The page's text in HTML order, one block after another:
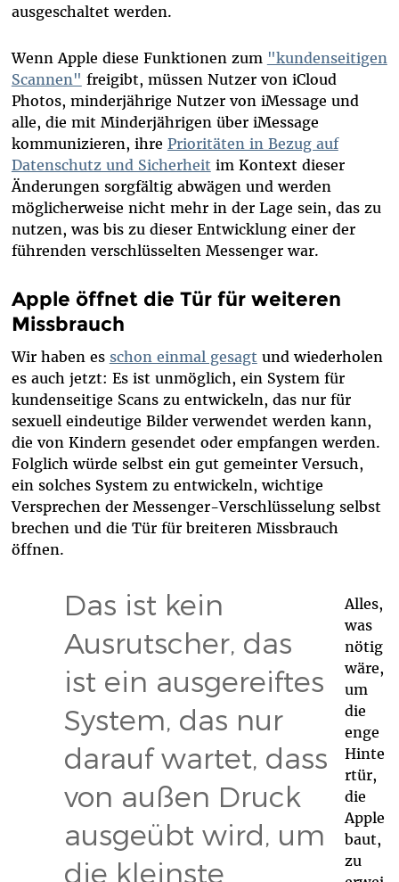
ausgeschaltet werden.
Wenn Apple diese Funktionen zum "kundenseitigen
Scannen" freigibt, müssen Nutzer von iCloud
Photos, minderjährige Nutzer von iMessage und
alle, die mit Minderjährigen über iMessage
kommunizieren, ihre Prioritäten in Bezug auf
Datenschutz und Sicherheit im Kontext dieser
Änderungen sorgfältig abwägen und werden
möglicherweise nicht mehr in der Lage sein, das zu
nutzen, was bis zu dieser Entwicklung einer der
führenden verschlüsselten Messenger war.
Apple öffnet die Tür für weiteren
Missbrauch
Wir haben es schon einmal gesagt und wiederholen
es auch jetzt: Es ist unmöglich, ein System für
kundenseitige Scans zu entwickeln, das nur für
sexuell eindeutige Bilder verwendet werden kann,
die von Kindern gesendet oder empfangen werden.
Folglich würde selbst ein gut gemeinter Versuch,
ein solches System zu entwickeln, wichtige
Versprechen der Messenger-Verschlüsselung selbst
brechen und die Tür für breiteren Missbrauch
öffnen.
Das ist kein
Ausrutscher, das
ist ein ausgereiftes
System, das nur
darauf wartet, dass
von außen Druck
ausgeübt wird, um
die kleinste
Alles,
was
nötig
wäre,
um
die
enge
Hinte
rtür,
die
Apple
baut,
zu